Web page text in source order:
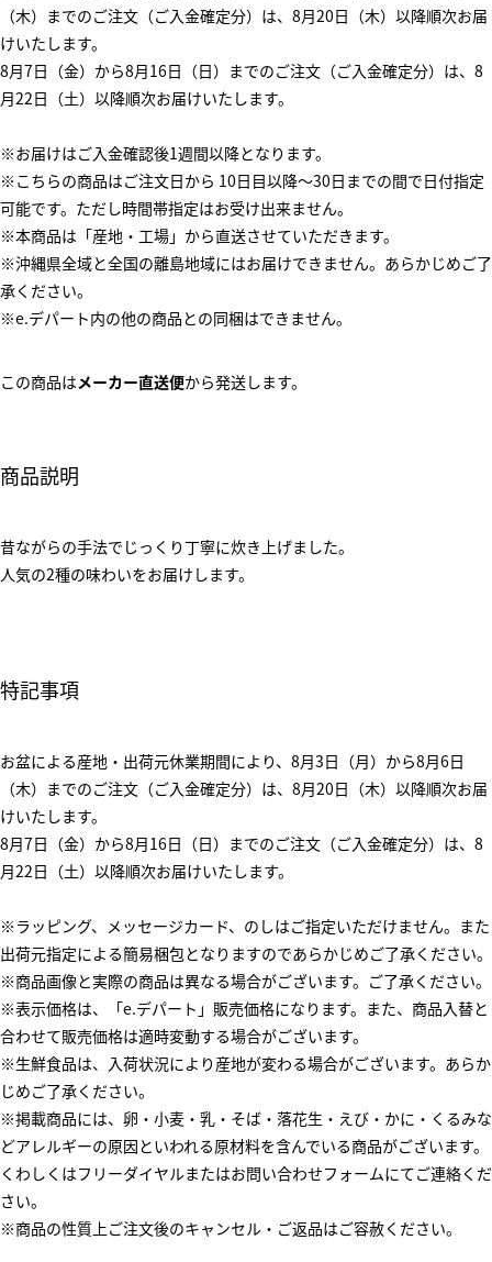
（木）までのご注文（ご入金確定分）は、8月20日（木）以降順次お届
けいたします。
8月7日（金）から8月16日（日）までのご注文（ご入金確定分）は、8
月22日（土）以降順次お届けいたします。
※お届けはご入金確認後1週間以降となります。
※こちらの商品はご注文日から 10日目以降～30日までの間で日付指定
可能です。ただし時間帯指定はお受け出来ません。
※本商品は「産地・工場」から直送させていただきます。
※沖縄県全域と全国の離島地域にはお届けできません。あらかじめご了
承ください。
※e.デパート内の他の商品との同梱はできません。
この商品はメーカー直送便から発送します。
商品説明
昔ながらの手法でじっくり丁寧に炊き上げました。
人気の2種の味わいをお届けします。
特記事項
お盆による産地・出荷元休業期間により、8月3日（月）から8月6日
（木）までのご注文（ご入金確定分）は、8月20日（木）以降順次お届
けいたします。
8月7日（金）から8月16日（日）までのご注文（ご入金確定分）は、8
月22日（土）以降順次お届けいたします。
※ラッピング、メッセージカード、のしはご指定いただけません。また
出荷元指定による簡易梱包となりますのであらかじめご了承ください。
※商品画像と実際の商品は異なる場合がございます。ご了承ください。
※表示価格は、「e.デパート」販売価格になります。また、商品入替と
合わせて販売価格は適時変動する場合がございます。
※生鮮食品は、入荷状況により産地が変わる場合がございます。あらか
じめご了承ください。
※掲載商品には、卵・小麦・乳・そば・落花生・えび・かに・くるみな
どアレルギーの原因といわれる原材料を含んでいる商品がございます。
くわしくはフリーダイヤルまたはお問い合わせフォームにてご連絡くだ
さい。
※商品の性質上ご注文後のキャンセル・ご返品はご容赦ください。